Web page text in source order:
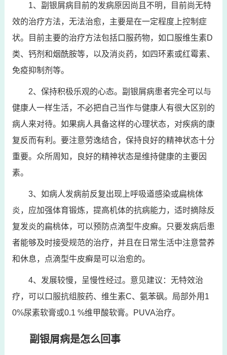
1、副银屑病目前的发病原因尚且不明，目前尚无特
效的治疗方法，无法治愈，主要是在一定程度上控制症
状。目前主要的治疗方法包括口服药物，如口服维生素D
类、钙剂和烟酰胺等，以及消炎药，如四环素或红霉素、
免疫抑制剂等。
2、保持积极乐观的心态。副银屑病患者完全可以与
健康人一样生活，不必把自己当作与健康人有很大区别的
病人来对待。如果病人具备这样的心理状态，对疾病的康
复反而有利。要注意劳逸结合，保持良好的精神状态十分
重要。众所周知，良好的精神状态是维持健康的主要因
素。
3、如病人发病前反复出现上呼吸道感染或扁桃体
炎，应加强体育锻炼，提高机体的抗病能力，适时摘除反
复发炎的扁桃体，可以预防点滴型牛皮癣。只要发病后患
者能够及时接受规范的治疗，并且在日常生活中注意营养
和休息，点滴型牛皮癣是可以治愈的。
4、发展较慢，呈慢性经过。意见建议：无特效治
疗，可以口服抗组胺药、维生素C、氨苯砜。局部外用1
0%尿素软膏或0.1 %维甲酸软膏。PUVA治疗。
副银屑病是怎么回事